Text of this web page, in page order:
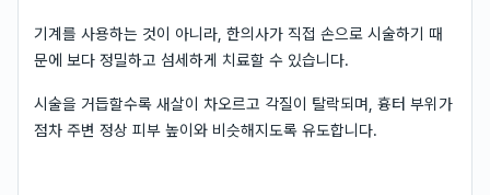
기계를 사용하는 것이 아니라, 한의사가 직접 손으로 시술하기 때
문에 보다 정밀하고 섬세하게 치료할 수 있습니다.
시술을 거듭할수록 새살이 차오르고 각질이 탈락되며, 흉터 부위가
점차 주변 정상 피부 높이와 비슷해지도록 유도합니다.